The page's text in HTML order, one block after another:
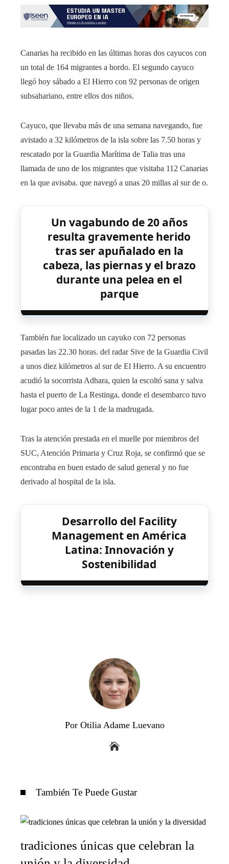
Canarias ha recibido en las últimas horas dos cayucos con
un total de 164 migrantes a bordo. El segundo cayuco
llegó hoy sábado a El Hierro con 92 personas de origen
subsahariano, entre ellos dos niños.
Cayuco, que llevaba más de una semana navegando, fue
avistado a 32 kilómetros de la isla sobre las 7.50 horas y
rescatado por la Guardia Marítima de Talia tras una
llamada de uno de los migrantes que visitaba 112 Canarias
en la que avisaba. que navegó a unas 20 millas al sur de o.
Un vagabundo de 20 años
resulta gravemente herido
tras ser apuñalado en la
cabeza, las piernas y el brazo
durante una pelea en el
parque
También fue localizado un cayuko con 72 personas
pasadas las 22.30 horas. del radar Sive de la Guardia Civil
a unos diez kilómetros al sur de El Hierro. A su encuentro
acudió la socorrista Adhara, quien la escoltó sana y salva
hasta el puerto de La Restinga, donde el desembarco tuvo
lugar poco antes de la 1 de la madrugada.
Tras la atención prestada en el muelle por miembros del
SUC, Atención Primaria y Cruz Roja, se confirmó que se
encontraba en buen estado de salud general y no fue
derivado al hospital de la isla.
Desarrollo del Facility
Management en América
Latina: Innovación y
Sostenibilidad
Por Otilia Adame Luevano
También Te Puede Gustar
tradiciones únicas que celebran la